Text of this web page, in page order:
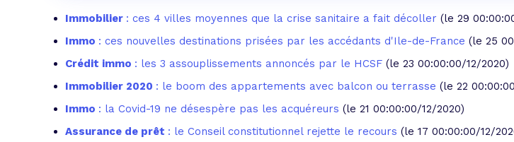
Immobilier : ces 4 villes moyennes que la crise sanitaire a fait décoller (le 29
Immo : ces nouvelles destinations prisées par les accédants d'Ile-de-France (le 25
Crédit immo : les 3 assouplissements annoncés par le HCSF (le 23 00:00:00/12/2020)
Immobilier 2020 : le boom des appartements avec balcon ou terrasse (le 22
Immo : la Covid-19 ne désespère pas les acquéreurs (le 21 00:00:00/12/2020)
Assurance de prêt : le Conseil constitutionnel rejette le recours (le 17 00:00:00/12/